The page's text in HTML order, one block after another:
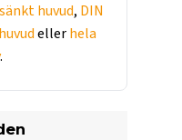
huvud, DIN
ellerhela
.